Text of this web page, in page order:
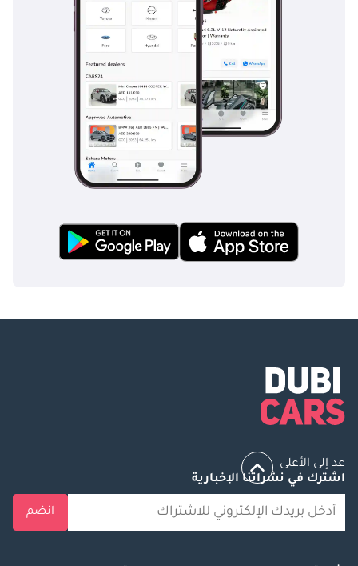
عد إلى الأعلى
اشترك في نشراتنا الإخبارية
انضم